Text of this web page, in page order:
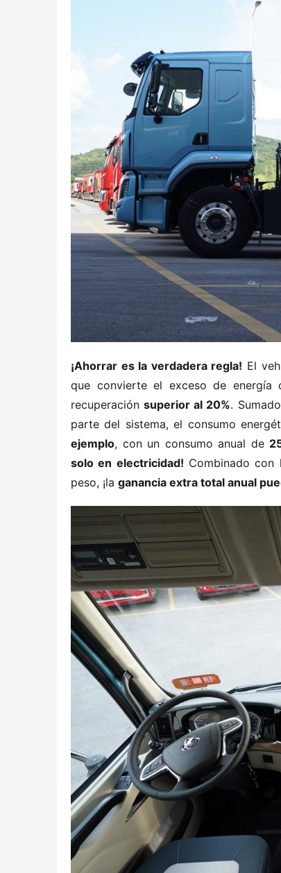
​¡Ahorrar es la verdadera regla!​ El
que convierte el exceso de
recuperación ​​superior al 20%​​.
parte del sistema, el consumo
ejemplo​​, con un consumo anual de ​
solo en electricidad!​
Combinado
peso, ¡la ​ ​ganancia extra total anual